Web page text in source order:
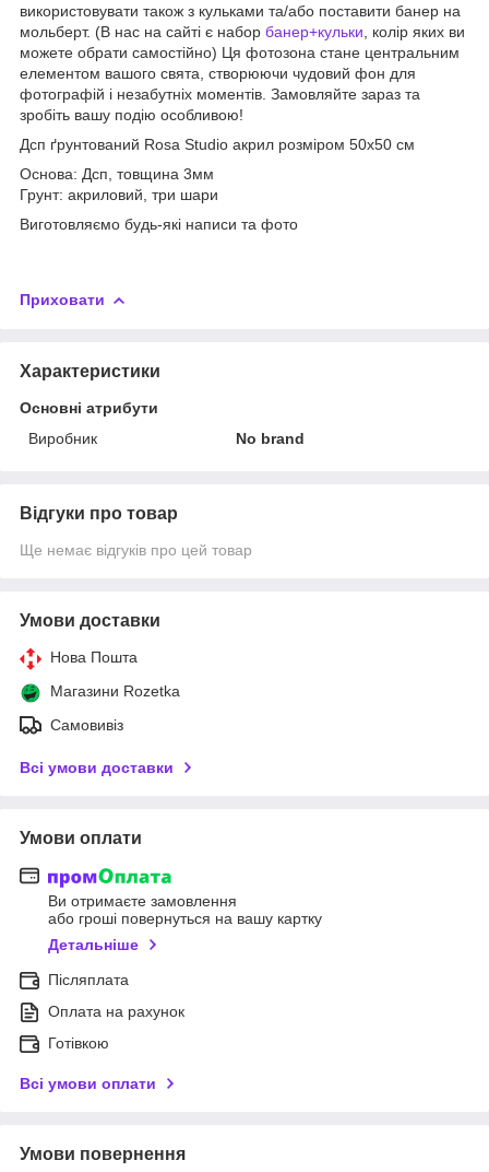
використовувати також з кульками та/або поставити банер на
мольберт. (В нас на сайті є набор банер+кульки , колір яких ви
можете обрати самостійно) Ця фотозона стане центральним
елементом вашого свята, створюючи чудовий фон для
фотографій і незабутніх моментів. Замовляйте зараз та
зробіть вашу подію особливою!
Дсп ґрунтований Rosa Studio акрил розміром 50х50 см
Основа: Дсп, товщина 3мм
Грунт: акриловий, три шари
Виготовляємо будь-які написи та фото
Приховати
Характеристики
Основні атрибути
Виробник
No brand
Відгуки про товар
Ще немає відгуків про цей товар
Умови доставки
Нова Пошта
Магазини Rozetka
Самовивіз
Всі умови доставки
Умови оплати
Ви отримаєте замовлення
або гроші повернуться на вашу картку
Детальніше
Післяплата
Оплата на рахунок
Готівкою
Всі умови оплати
Умови повернення